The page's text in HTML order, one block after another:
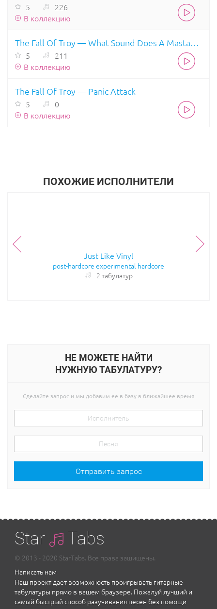
5
226
В коллекцию
The Fall Of Troy — Panic Attack
5
0
В коллекцию
The Fall Of Troy — What Sound Does A Mastadon Make
5
211
В коллекцию
ПОХОЖИЕ ИСПОЛНИТЕЛИ
Just Like Vinyl
post-hardcore experimental hardcore
2 табулатур
НЕ МОЖЕТЕ НАЙТИ
НУЖНУЮ ТАБУЛАТУРУ?
Сделайте запрос и мы добавим ее в базу в ближайшее время
Отправить запрос
Star Tabs
© 2013 - 2020 StarTabs. Все права защищены.
Написать нам
Наш проект дает возможность проигрывать гитарные
табулатуры прямо в вашем браузере. Пожалуй лучший и
самый быстрый способ разучивания песен без помощи